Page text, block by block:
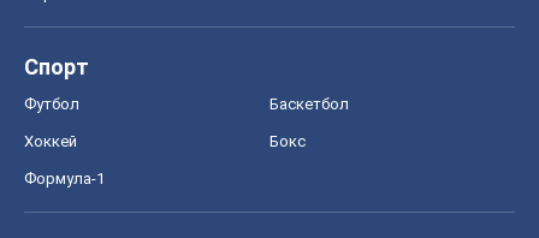
Спорт
Футбол Баскетбол
Хоккей Бокс
Формула-1